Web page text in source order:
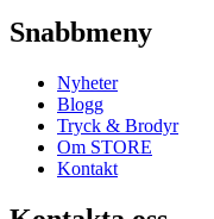
Snabbmeny
Nyheter
Blogg
Tryck & Brodyr
Om STORE
Kontakt